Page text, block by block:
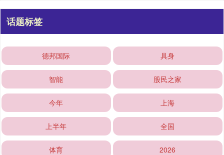
话题标签
德邦国际 具身
智能 股民之家
今年 上海
上半年 全国
体育 2026